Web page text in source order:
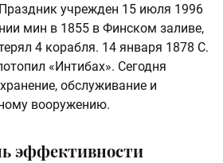
учрежден 15 июля 1996
мин в 1855 в Финском заливе,
4 корабля. 14 января 1878 С.
«Интибах». Сегодня
обслуживание и
вооружению.
эффективности